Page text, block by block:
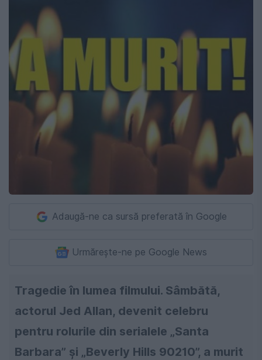
Adaugă-ne ca sursă preferată în Google
Urmărește-ne pe Google News
Tragedie în lumea filmului. Sâmbătă,
actorul Jed Allan, devenit celebru
pentru rolurile din serialele „Santa
Barbara” și „Beverly Hills 90210”, a murit